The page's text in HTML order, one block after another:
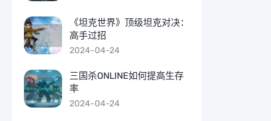
《坦克世界》顶级坦克对决：
高手过招
2024-04-24
三国杀ONLINE如何提高生存
率
2024-04-24